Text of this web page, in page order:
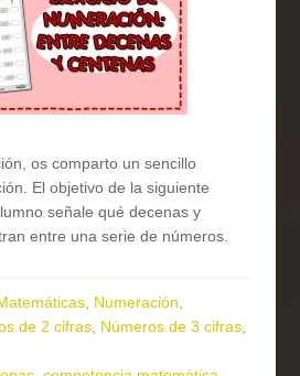
os comparto un sencillo
El objetivo de la siguiente
señale qué decenas y
entre una serie de números.
, Numeración,
de 2 cifras, Números de 3 cifras,